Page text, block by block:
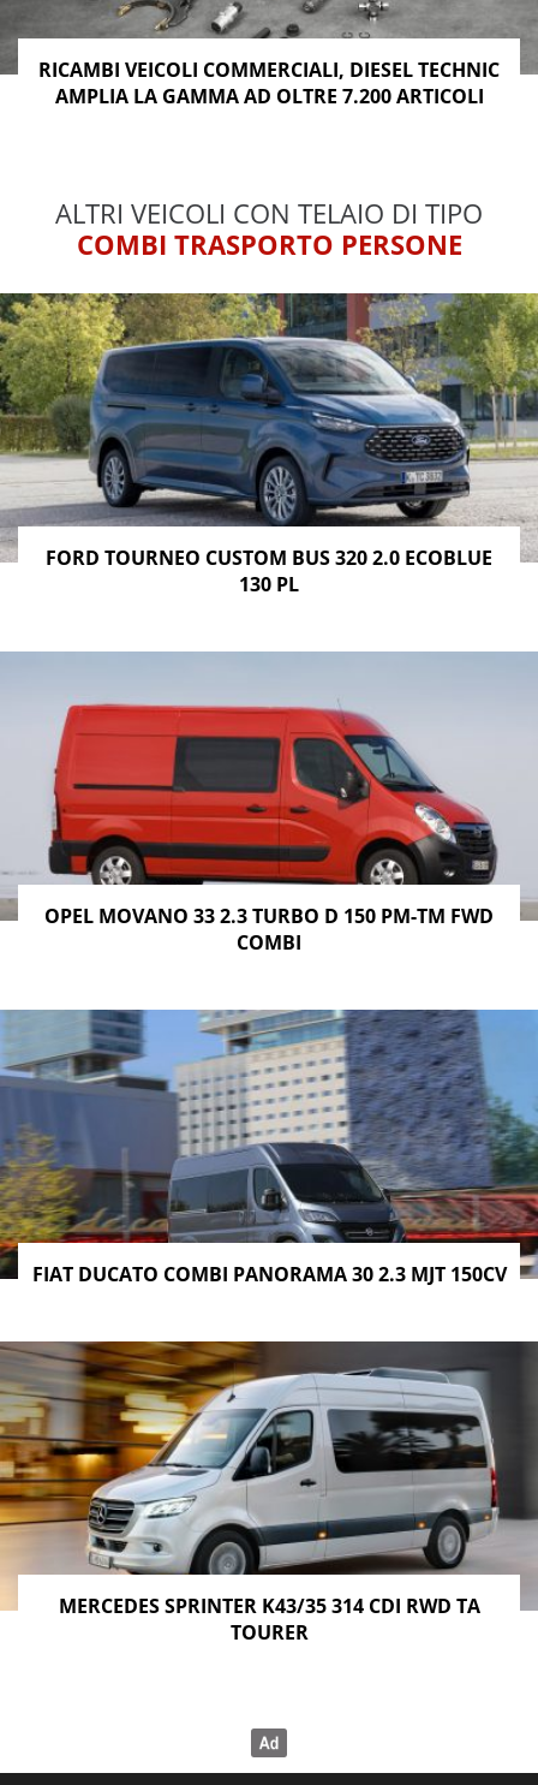
RICAMBI VEICOLI COMMERCIALI, DIESEL TECHNIC
AMPLIA LA GAMMA AD OLTRE 7.200 ARTICOLI
ALTRI VEICOLI CON TELAIO DI TIPO
COMBI TRASPORTO PERSONE
FORD TOURNEO CUSTOM BUS 320 2.0 ECOBLUE
130 PL
OPEL MOVANO 33 2.3 TURBO D 150 PM-TM FWD
COMBI
FIAT DUCATO COMBI PANORAMA 30 2.3 MJT 150CV
MERCEDES SPRINTER K43/35 314 CDI RWD TA
TOURER